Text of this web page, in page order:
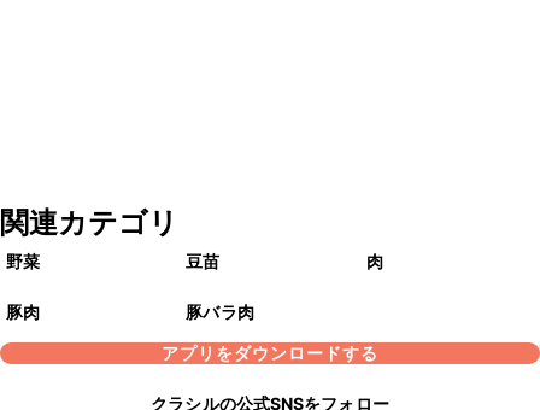
関連カテゴリ
野菜 豆苗 肉
豚肉
豚バラ肉
アプリをダウンロードする
クラシルの公式SNSをフォロー